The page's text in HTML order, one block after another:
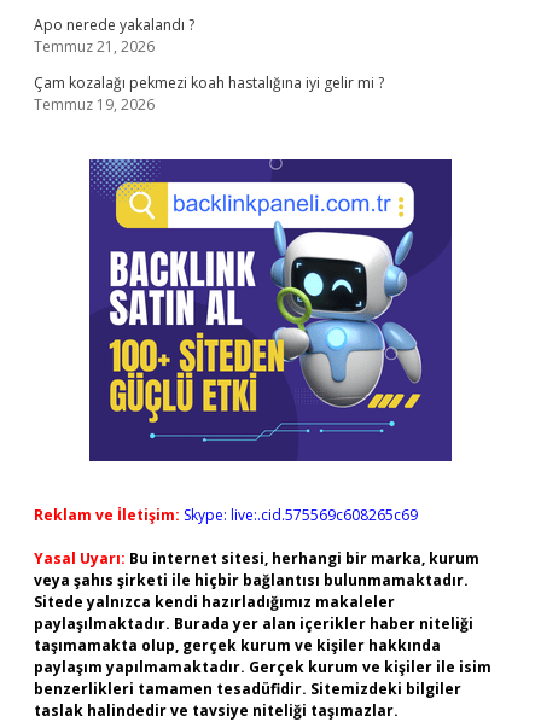
Apo nerede yakalandı ?
Temmuz 21, 2026
Çam kozalağı pekmezi koah hastalığına iyi gelir mi ?
Temmuz 19, 2026
Reklam ve İletişim: Skype: live:.cid.575569c608265c69
Yasal Uyarı: Bu internet sitesi, herhangi bir marka, kurum
veya şahıs şirketi ile hiçbir bağlantısı bulunmamaktadır.
Sitede yalnızca kendi hazırladığımız makaleler
paylaşılmaktadır. Burada yer alan içerikler haber niteliği
taşımamakta olup, gerçek kurum ve kişiler hakkında
paylaşım yapılmamaktadır. Gerçek kurum ve kişiler ile isim
benzerlikleri tamamen tesadüfidir. Sitemizdeki bilgiler
taslak halindedir ve tavsiye niteliği taşımazlar.